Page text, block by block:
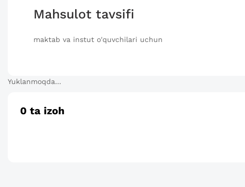
Mahsulot tavsifi
maktab va instut o'quvchilari uchun
Yuklanmoqda...
0 ta izoh